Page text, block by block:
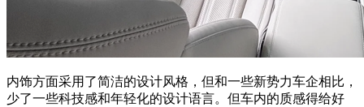
内饰方面采用了简洁的设计风格，但和一些新势力车企相比，
少了一些科技感和年轻化的设计语言。但车内的质感得给好